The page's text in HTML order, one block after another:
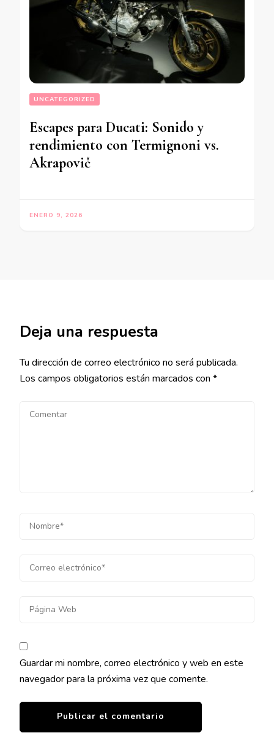
UNCATEGORIZED
Escapes para Ducati: Sonido y
rendimiento con Termignoni vs.
Akrapovič
ENERO 9, 2026
Deja una respuesta
Tu dirección de correo electrónico no será publicada.
Los campos obligatorios están marcados con *
Guardar mi nombre, correo electrónico y web en este
navegador para la próxima vez que comente.